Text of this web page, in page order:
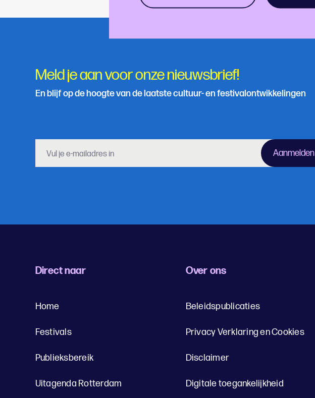
Meld je aan voor onze nieuwsbrief!
En blijf op de hoogte van de laatste cultuur- en festivalontwikkelingen
Aanmelden
Direct naar
Home
Festivals
Publieksbereik
Uitagenda Rotterdam
Over ons
Beleidspublicaties
Privacy Verklaring en Cookies
Disclaimer
Digitale toegankelijkheid